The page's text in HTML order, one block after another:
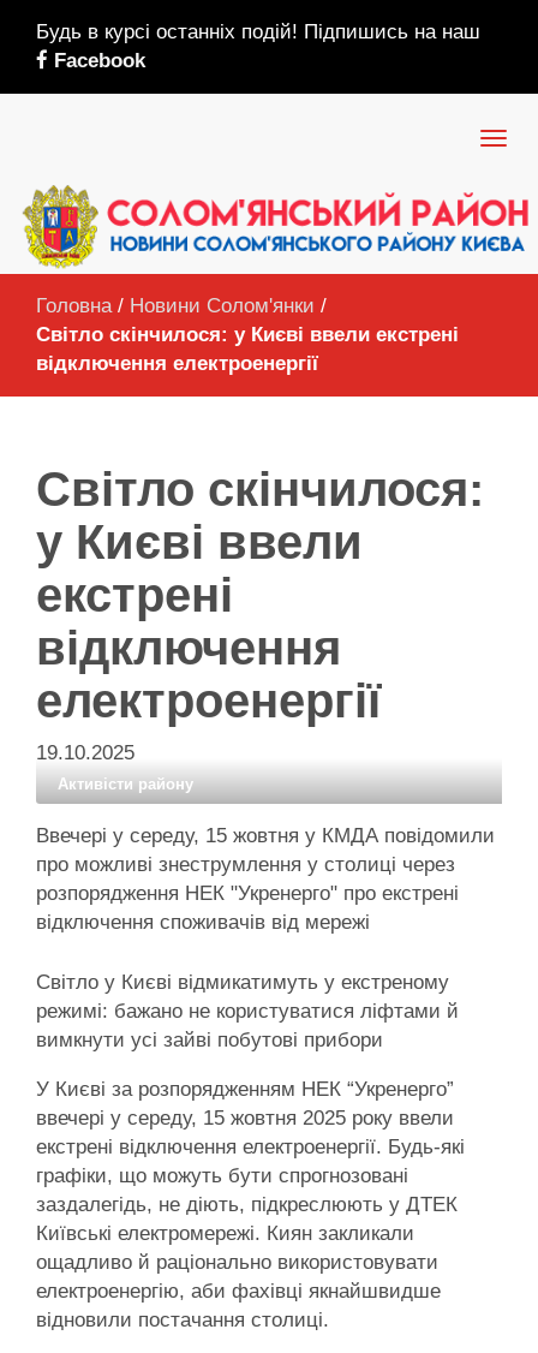
Будь в курсі останніх подій! Підпишись на наш
Facebook
Головна / Новини Солом'янки /
Світло скінчилося: у Києві ввели екстрені
відключення електроенергії
Світло скінчилося:
у Києві ввели
екстрені
відключення
електроенергії
19.10.2025
Активісти району
Ввечері у середу, 15 жовтня у КМДА повідомили
про можливі знеструмлення у столиці через
розпорядження НЕК "Укренерго" про екстрені
відключення споживачів від мережі
Світло у Києві відмикатимуть у екстреному
режимі: бажано не користуватися ліфтами й
вимкнути усі зайві побутові прибори
У Києві за розпорядженням НЕК “Укренерго”
ввечері у середу, 15 жовтня 2025 року ввели
екстрені відключення електроенергії. Будь-які
графіки, що можуть бути спрогнозовані
заздалегідь, не діють, підкреслюють у ДТЕК
Київські електромережі. Киян закликали
ощадливо й раціонально використовувати
електроенергію, аби фахівці якнайшвидше
відновили постачання столиці.